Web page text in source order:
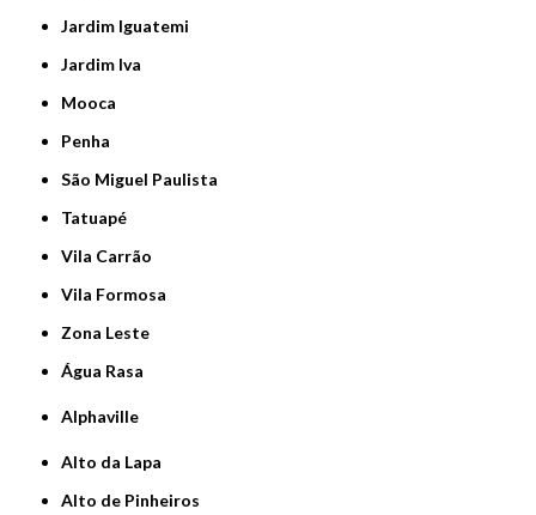
Jardim Iguatemi
Jardim Iva
Mooca
Penha
São Miguel Paulista
Tatuapé
Vila Carrão
Vila Formosa
Zona Leste
Água Rasa
Alphaville
Alto da Lapa
Alto de Pinheiros